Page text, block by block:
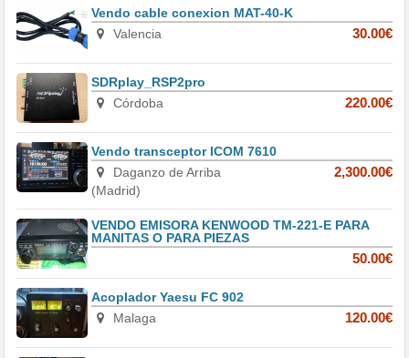
Vendo cable conexion MAT-40-K
Valencia
30.00€
SDRplay_RSP2pro
Córdoba
220.00€
Vendo transceptor ICOM 7610
Daganzo de Arriba
(Madrid)
2,300.00€
VENDO EMISORA KENWOOD TM-221-E PARA
MANITAS O PARA PIEZAS
50.00€
Acoplador Yaesu FC 902
Malaga
120.00€